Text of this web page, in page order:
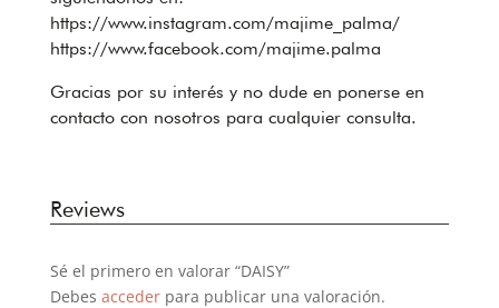
https://www.instagram.com/majime_palma/
https://www.facebook.com/majime.palma
Gracias por su interés y no dude en ponerse en
contacto con nosotros para cualquier consulta.
Reviews
Sé el primero en valorar “DAISY”
Debes accederpara publicar una valoración.